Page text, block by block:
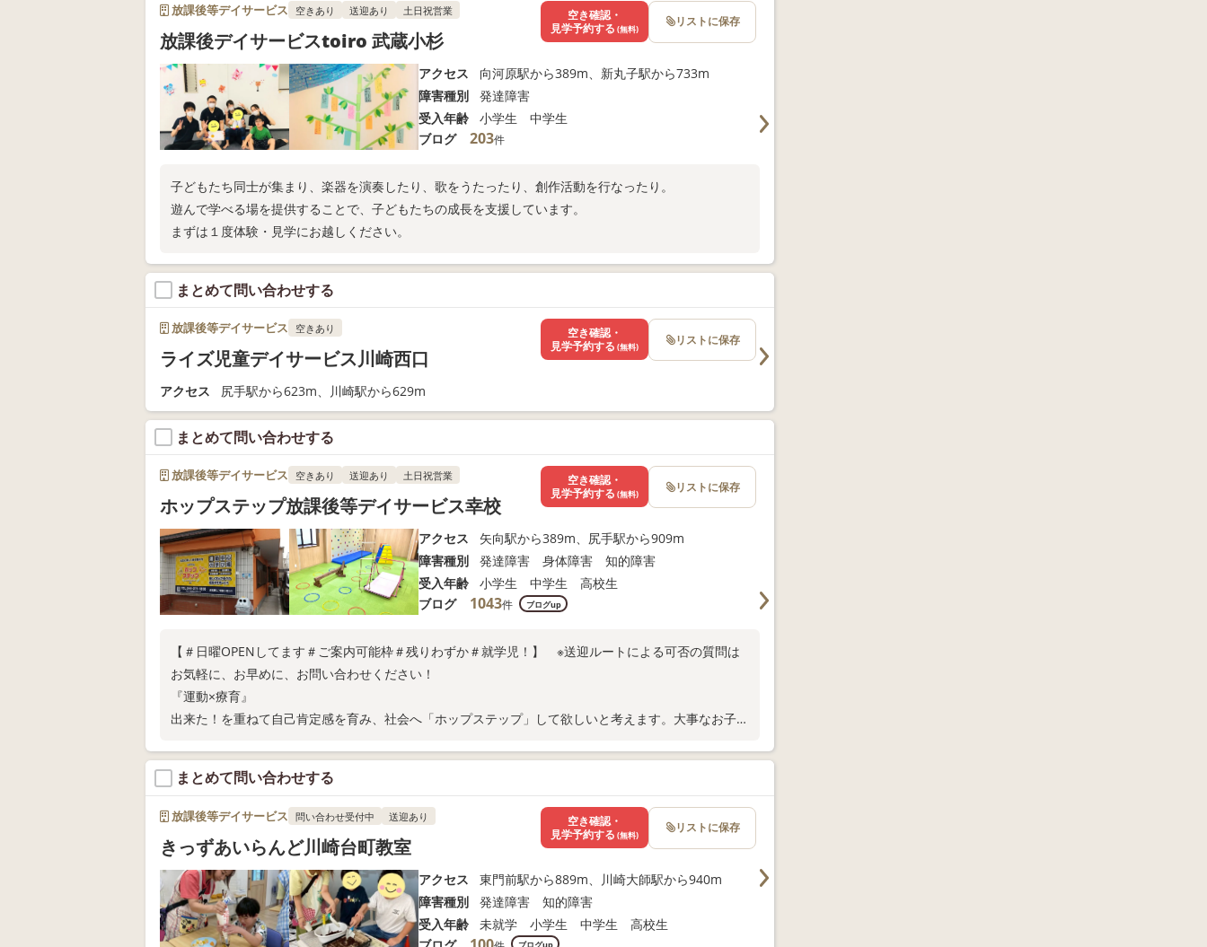
放課後等デイサービス 空きあり 送迎あり 土日祝営業
放課後デイサービスtoiro 武蔵小杉
アクセス
向河原駅から389m、新丸子駅から733m
障害種別
発達障害
受入年齢
小学生 中学生
ブログ
203件
子どもたち同士が集まり、楽器を演奏したり、歌をうたったり、創作活動を行なったり。
遊んで学べる場を提供することで、子どもたちの成長を支援しています。
まずは１度体験・見学にお越しください。
空き確認・
見学予約する (無料) リストに保存
まとめて問い合わせする
放課後等デイサービス 空きあり
ライズ児童デイサービス川崎西口
アクセス 尻手駅から623m、川崎駅から629m
空き確認・
見学予約する (無料) リストに保存
まとめて問い合わせする
放課後等デイサービス 空きあり 送迎あり 土日祝営業
ホップステップ放課後等デイサービス幸校
アクセス
矢向駅から389m、尻手駅から909m
障害種別
発達障害 身体障害 知的障害
受入年齢
小学生 中学生 高校生
ブログ
1043件 ブログup
【＃日曜OPENしてます＃ご案内可能枠＃残りわずか＃就学児！】 ※送迎ルートによる可否の質問は
お気軽に、お早めに、お問い合わせください！
『運動×療育』
出来た！を重ねて自己肯定感を育み、社会へ「ホップステップ」して欲しいと考えます。大事なお子様
空き確認・
見学予約する (無料) リストに保存
まとめて問い合わせする
放課後等デイサービス 問い合わせ受付中 送迎あり
きっずあいらんど川崎台町教室
アクセス
東門前駅から889m、川崎大師駅から940m
障害種別
発達障害 知的障害
受入年齢
未就学 小学生 中学生 高校生
ブログup
空き確認・
見学予約する (無料) リストに保存